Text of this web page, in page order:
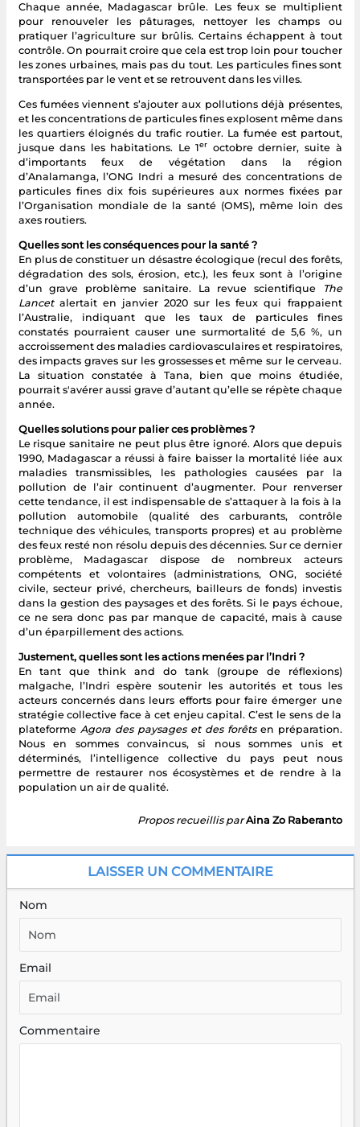
Chaque année, Madagascar brûle. Les feux se multiplient
pour renouveler les pâturages, nettoyer les champs ou
pratiquer l’agriculture sur brûlis. Certains échappent à tout
contrôle. On pourrait croire que cela est trop loin pour toucher
les zones urbaines, mais pas du tout. Les particules fines sont
transportées par le vent et se retrouvent dans les villes.
Ces fumées viennent s’ajouter aux pollutions déjà présentes,
et les concentrations de particules fines explosent même dans
les quartiers éloignés du trafic routier. La fumée est partout,
jusque dans les habitations. Le 1er
octobre dernier, suite à
d’importants feux de végétation dans la région
d’Analamanga, l’ONG Indri a mesuré des concentrations de
particules fines dix fois supérieures aux normes fixées par
l’Organisation mondiale de la santé (OMS), même loin des
axes routiers.
Quelles sont les conséquences pour la santé ?
En plus de constituer un désastre écologique (recul des forêts,
dégradation des sols, érosion, etc.), les feux sont à l’origine
d’un grave problème sanitaire. La revue scientifique
The
Lancetalertait en janvier 2020 sur les feux qui frappaient
l’Australie, indiquant que les taux de particules fines
constatés pourraient causer une surmortalité de 5,6 %, un
accroissement des maladies cardiovasculaires et respiratoires,
des impacts graves sur les grossesses et même sur le cerveau.
La situation constatée à Tana, bien que moins étudiée,
pourrait s'avérer aussi grave d’autant qu’elle se répète chaque
année.
Quelles solutions pour palier ces problèmes ?
Le risque sanitaire ne peut plus être ignoré. Alors que depuis
1990, Madagascar a réussi à faire baisser la mortalité liée aux
maladies transmissibles, les pathologies causées par la
pollution de l’air continuent d’augmenter. Pour renverser
cette tendance, il est indispensable de s’attaquer à la fois à la
pollution automobile (qualité des carburants, contrôle
technique des véhicules, transports propres) et au problème
des feux resté non résolu depuis des décennies. Sur ce dernier
problème, Madagascar dispose de nombreux acteurs
compétents et volontaires (administrations, ONG, société
civile, secteur privé, chercheurs, bailleurs de fonds) investis
dans la gestion des paysages et des forêts. Si le pays échoue,
ce ne sera donc pas par manque de capacité, mais à cause
d’un éparpillement des actions.
Justement, quelles sont les actions menées par l’Indri ?
En tant que think and do tank (groupe de réflexions)
malgache, l’Indri espère soutenir les autorités et tous les
acteurs concernés dans leurs efforts pour faire émerger une
stratégie collective face à cet enjeu capital. C’est le sens de la
plateforme Agora des paysages et des forêtsen préparation.
Nous en sommes convaincus, si nous sommes unis et
déterminés, l’intelligence collective du pays peut nous
permettre de restaurer nos écosystèmes et de rendre à la
population un air de qualité.
Propos recueillis parAina Zo Raberanto
LAISSER UN COMMENTAIRE
Nom
Email
Commentaire